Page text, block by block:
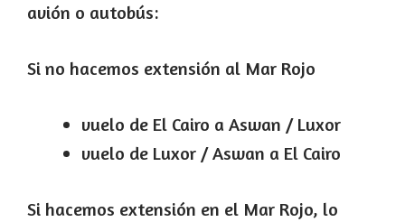
avión o autobús:
Si no hacemos extensión al Mar Rojo
vuelo de El Cairo a Aswan / Luxor
vuelo de Luxor / Aswan a El Cairo
Si hacemos extensión en el Mar Rojo, lo